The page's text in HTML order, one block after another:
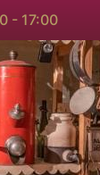
- 17:00